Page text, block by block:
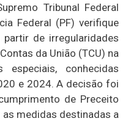
Tribunal Federal
Federal (PF) verifique
de irregularidades
da União (TCU) na
especiais, conhecidas
e 2024. A decisão foi
de Preceito
as medidas destinadas a